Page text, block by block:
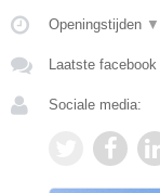
Openingstijden ▼
Laatste
Sociale media: